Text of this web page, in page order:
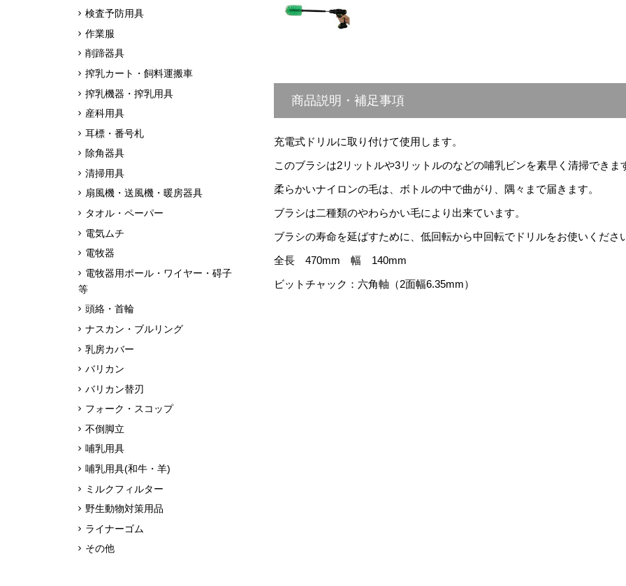
商品説明・補足事項
充電式ドリルに取り付けて使用します。
このブラシは2リットルや3リットルのなどの哺乳ビンを素早く清掃できま
柔らかいナイロンの毛は、ボトルの中で曲がり、隅々まで届きます。
ブラシは二種類のやわらかい毛により出来ています。
ブラシの寿命を延ばすために、低回転から中回転でドリルをお使いくださ
全長 470mm 幅 140mm
ビットチャック：六角軸（2面幅6.35mm）
検査予防用具
作業服
削蹄器具
搾乳カート・飼料運搬車
搾乳機器・搾乳用具
産科用具
耳標・番号札
除角器具
清掃用具
扇風機・送風機・暖房器具
タオル・ペーパー
電気ムチ
電牧器
電牧器用ポール・ワイヤー・碍子
等
頭絡・首輪
ナスカン・ブルリング
乳房カバー
バリカン
バリカン替刃
フォーク・スコップ
不倒脚立
哺乳用具
哺乳用具(和牛・羊)
ミルクフィルター
野生動物対策用品
ライナーゴム
その他